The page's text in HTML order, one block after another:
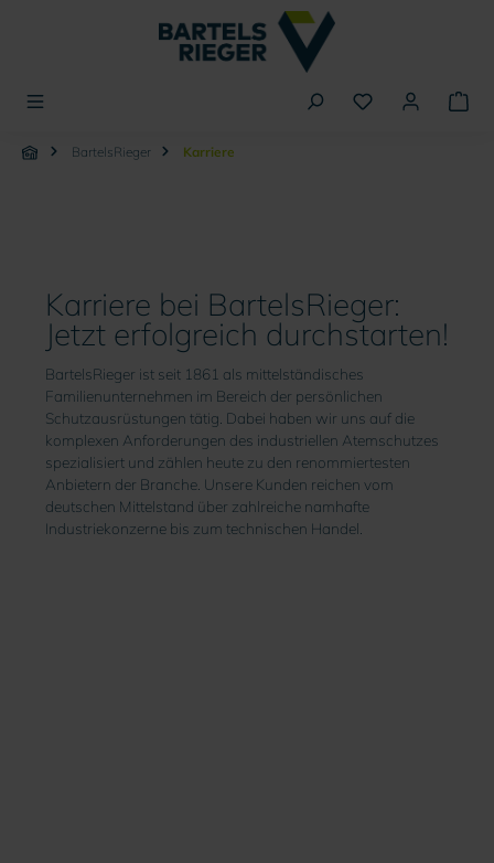
BartelsRieger Karriere
Karriere bei BartelsRieger:
Jetzt erfolgreich durchstarten!
BartelsRieger ist seit 1861 als mittelständisches
Familienunternehmen im Bereich der persönlichen
Schutzausrüstungen tätig. Dabei haben wir uns auf die
komplexen Anforderungen des industriellen Atemschutzes
spezialisiert und zählen heute zu den renommiertesten
Anbietern der Branche. Unsere Kunden reichen vom
deutschen Mittelstand über zahlreiche namhafte
Industriekonzerne bis zum technischen Handel.